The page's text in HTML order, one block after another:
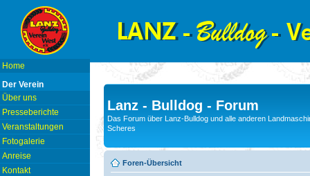
Home
Der Verein
Über uns
Presseberichte
Veranstaltungen
Fotogalerie
Anreise
Kontakt
Lanz - Bulldog - Forum
Das Forum über Lanz-Bulldog und alle anderen
Scheres
Foren-Übersicht